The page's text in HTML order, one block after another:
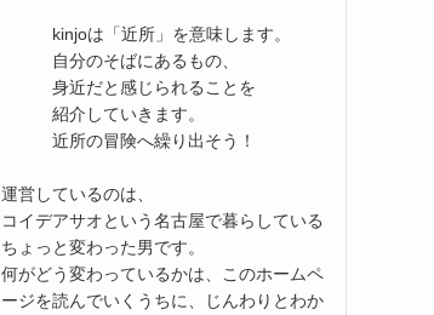
kinjoは「近所」を意味します。
自分のそばにあるもの、
身近だと感じられることを
紹介していきます。
近所の冒険へ繰り出そう！
運営しているのは、
コイデアサオという名古屋で暮らしている
ちょっと変わった男です。
何がどう変わっているかは、このホームペ
ージを読んでいくうちに、じんわりとわか